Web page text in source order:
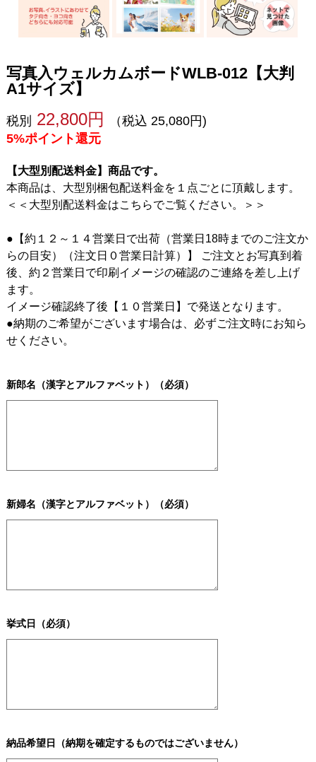
写真入ウェルカムボードWLB-012【大判
A1サイズ】
税別 22,800円
（税込 25,080円)
5%ポイント還元
【大型別配送料金】商品です。
本商品は、大型別梱包配送料金を１点ごとに頂戴します。
＜＜大型別配送料金はこちらでご覧ください。＞＞
●【約１２～１４営業日で出荷（営業日18時までのご注文か
らの目安）（注文日０営業日計算）】 ご注文とお写真到着
後、約２営業日で印刷イメージの確認のご連絡を差し上げ
ます。
イメージ確認終了後【１０営業日】で発送となります。
●納期のご希望がございます場合は、必ずご注文時にお知ら
せください。
新郎名（漢字とアルファベット）（必須）
新婦名（漢字とアルファベット）（必須）
挙式日（必須）
納品希望日（納期を確定するものではございません）